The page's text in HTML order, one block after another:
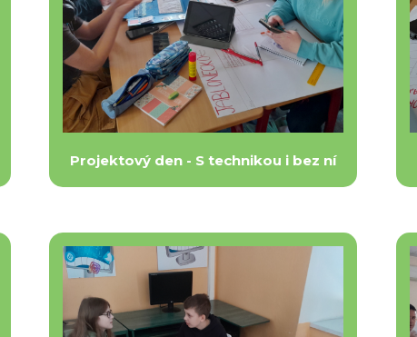
Projektový den - S technikou i bez ní